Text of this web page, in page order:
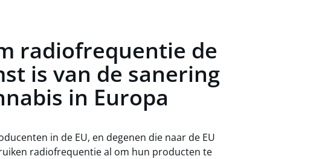
radiofrequentie de
is van de sanering
in Europa
in de EU, en degenen die naar de EU
radiofrequentie al om hun producten te